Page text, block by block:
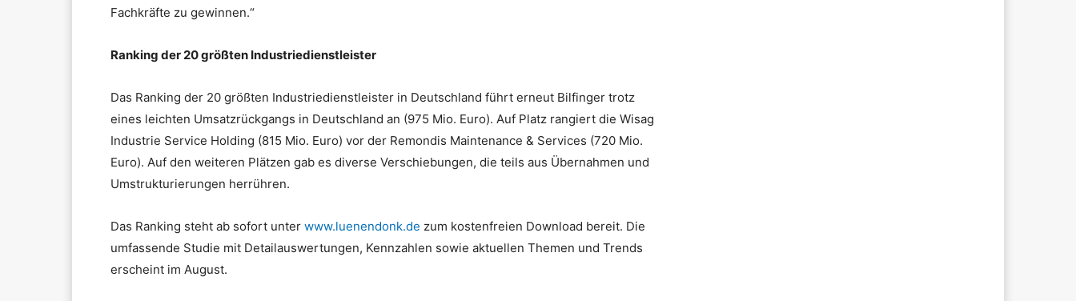
Fachkräfte zu gewinnen.“
Ranking der 20 größten Industriedienstleister
Das Ranking der 20 größten Industriedienstleister in Deutschland führt erneut Bilfinger trotz
eines leichten Umsatzrückgangs in Deutschland an (975 Mio. Euro). Auf Platz rangiert die Wisag
Industrie Service Holding (815 Mio. Euro) vor der Remondis Maintenance & Services (720 Mio.
Euro). Auf den weiteren Plätzen gab es diverse Verschiebungen, die teils aus Übernahmen und
Umstrukturierungen herrühren.
Das Ranking steht ab sofort unter www.luenendonk.de zum kostenfreien Download bereit. Die
umfassende Studie mit Detailauswertungen, Kennzahlen sowie aktuellen Themen und Trends
erscheint im August.